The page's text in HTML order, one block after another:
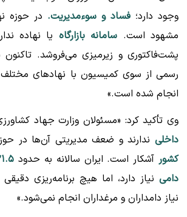
وجود دارد؛ فساد و سوء‌مدیریت. در حوزه
مشهود است. سامانه بازارگاه یا نهاده
رسمی از سوی کمیسیون با نهادهای مختلف
انجام شده است.»
وی تأکید کرد: «مسئولان وزارت جهاد
داخلیندارند و ضعف مدیریتی آن‌ها در
کشورآشکار است. ایران سالانه به حدود
دامی نیاز دارد، اما هیچ برنامه‌ریزی
نیاز دامداران و مرغداران انجام نمی‌شود.»